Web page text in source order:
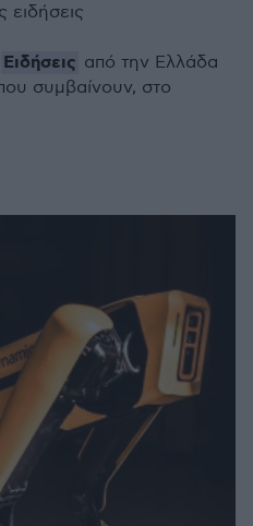
ειδήσεις
Ειδήσεις από την Ελλάδα
συμβαίνουν, στο